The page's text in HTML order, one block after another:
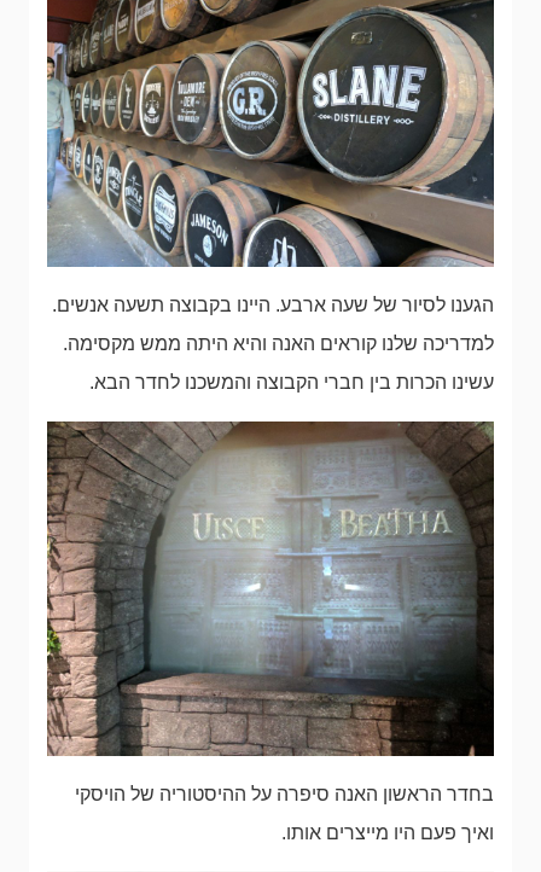
הגענו לסיור של שעה ארבע. היינו בקבוצה תשעה אנשים.
למדריכה שלנו קוראים האנה והיא היתה ממש מקסימה.
עשינו הכרות בין חברי הקבוצה והמשכנו לחדר הבא.
בחדר הראשון האנה סיפרה על ההיסטוריה של הויסקי
ואיך פעם היו מייצרים אותו.